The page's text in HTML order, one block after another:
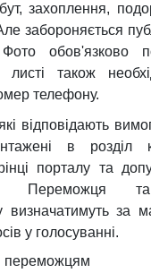
захоплення,
забороняється
Фото обов'язково
листі також
телефону.
відповідають
в розділ
порталу та
Переможця
визначатимуть за
у голосуванні.
переможцям